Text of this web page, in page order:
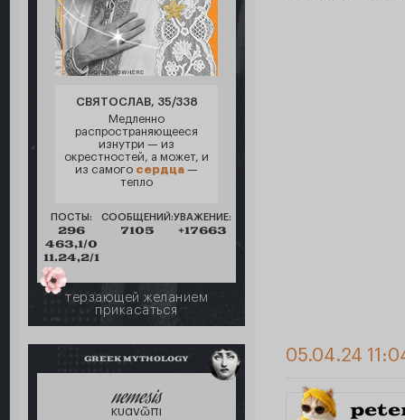
СВЯТОСЛАВ, 35/338
Медленно
распространяющееся
изнутри — из
окрестностей, а может, и
из самого сердца —
тепло
ПОСТЫ:
296
463,1/0
11.24,2/1
СООБЩЕНИЙ:
7105
УВАЖЕНИЕ:
+17663
терзающей желанием
прикасаться
GREEK MYTHOLOGY
nemesis
κυανῶπι
05.04.24